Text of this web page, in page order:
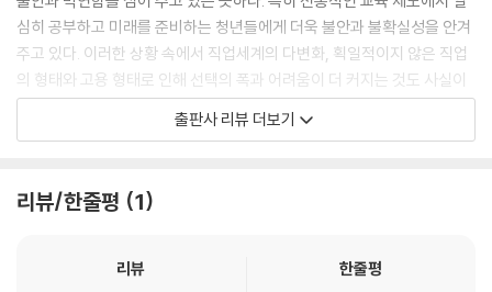
심히 공부하고 미래를 준비하는 청년들에게 더욱 불안과 불확실성을 안겨
주고 있다. 이러한 상황 속에서 직업세계의 다변화, 획일적이지 않은 직업
의 형태와 고용 형태로 인해 선택의 폭과 어려움이 더 커지는 것도 사실이
다. 기성세대의 방식으로 조언을 해주는 것은 이제는 매력적이지 않을 수
있다. 결국, 지금의 청년들은 자신들 세대의 직업 가치관, 진로를 탐색하고
서 청년들에게 이 책을 통해 자신의 진로를 탐색하고 미래를 설계할 수 있
출판사 리뷰 더보기
리뷰/한줄평 1
리뷰
한줄평